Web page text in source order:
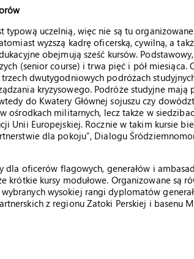
typową uczelnią, więc nie są tu
wyższą kadrę oficerską, cywilną, a
obejmują sześć kursów.
(senior course) i trwa pięć i pół miesiąca.
dwutygodniowych podróżach
kryzysowego. Podróże studyjne
do Kwatery Głównej sojuszu czy
ośrodkach militarnych, lecz także w
Unii Europejskiej. Rocznie w takim kursie
dla pokoju”, Dialogu
dla oficerów flagowych, generałów i
krótkie kursy modułowe. Organizowane są
wysokiej rangi dyplomatów
z regionu Zatoki Perskiej i basenu